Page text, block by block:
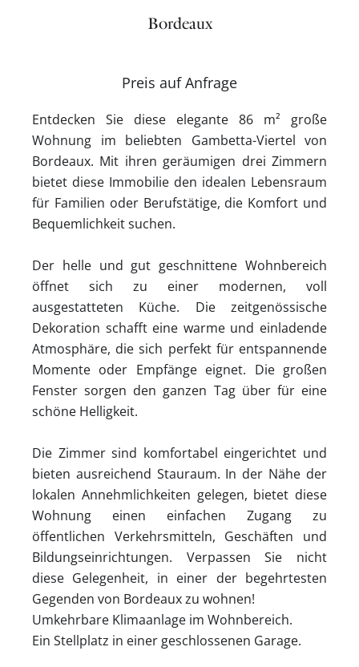
Bordeaux
Preis auf Anfrage
Entdecken Sie diese elegante 86 m² große
Wohnung im beliebten Gambetta-Viertel von
Bordeaux. Mit ihren geräumigen drei Zimmern
bietet diese Immobilie den idealen Lebensraum
für Familien oder Berufstätige, die Komfort und
Bequemlichkeit suchen.
Der helle und gut geschnittene Wohnbereich
öffnet sich zu einer modernen, voll
ausgestatteten Küche. Die zeitgenössische
Dekoration schafft eine warme und einladende
Atmosphäre, die sich perfekt für entspannende
Momente oder Empfänge eignet. Die großen
Fenster sorgen den ganzen Tag über für eine
schöne Helligkeit.
Die Zimmer sind komfortabel eingerichtet und
bieten ausreichend Stauraum. In der Nähe der
lokalen Annehmlichkeiten gelegen, bietet diese
Wohnung einen einfachen Zugang zu
öffentlichen Verkehrsmitteln, Geschäften und
Bildungseinrichtungen. Verpassen Sie nicht
diese Gelegenheit, in einer der begehrtesten
Gegenden von Bordeaux zu wohnen!
Umkehrbare Klimaanlage im Wohnbereich.
Ein Stellplatz in einer geschlossenen Garage.